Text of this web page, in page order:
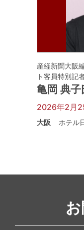
産経新聞大阪
ト客員特別
亀岡 典子
2026年2月
大阪 ホテル